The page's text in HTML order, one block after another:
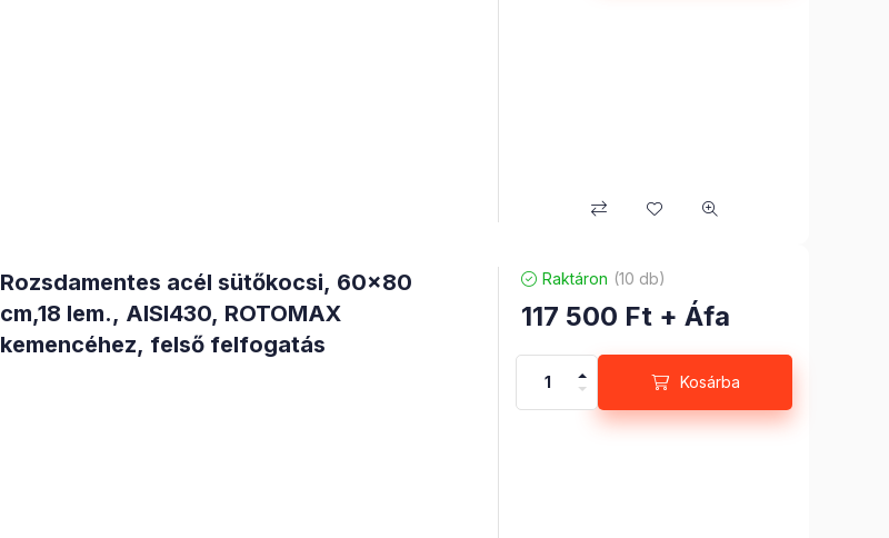
Rozsdamentes acél sütőkocsi, 60x80
cm,18 lem., AISI430, ROTOMAX
kemencéhez, felső felfogatás
Raktáron (10 db)
117 500 Ft + Áfa
Kosárba